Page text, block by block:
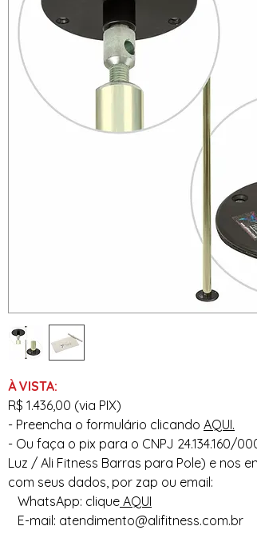
À VISTA:
R$ 1.436,00 (via PIX)
- Preencha o formulário clicando AQUI.
- Ou faça o pix para o CNPJ 24.134.160/
Luz / Ali Fitness Barras para Pole) e nos
com seus dados, por zap ou email:
WhatsApp: clique AQUI
E-mail: atendimento@alifitness.com.br